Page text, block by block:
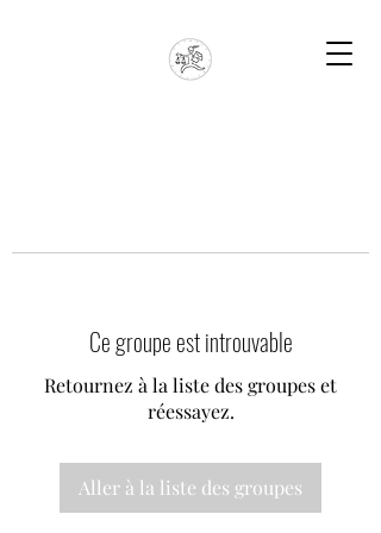
Ce groupe est introuvable
Retournez à la liste des groupes et
réessayez.
Aller à la liste des groupes